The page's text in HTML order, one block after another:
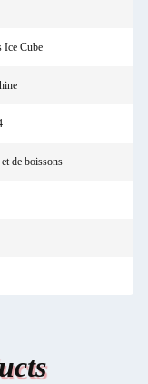
Ice Cube
de boissons